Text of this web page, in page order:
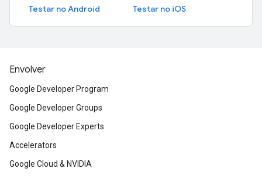
Testar no Android Testar no iOS
Envolver
Google Developer Program
Google Developer Groups
Google Developer Experts
Accelerators
Google Cloud & NVIDIA